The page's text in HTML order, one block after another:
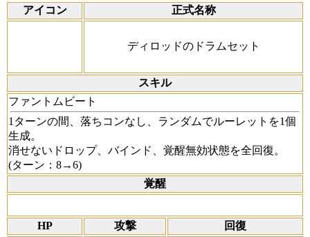
アイコン 正式名称
ディロッドのドラムセット
スキル
ファントムビート
1ターンの間、落ちコンなし、ランダムでルーレットを1個
生成。
消せないドロップ、バインド、覚醒無効状態を全回復。
(ターン：8→6)
覚醒
HP 攻撃
回復